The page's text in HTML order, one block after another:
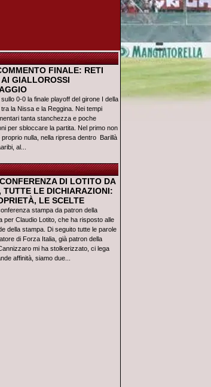
FINALE: RETI
GIALLOROSSI
0-0 la finale playoff del girone I della
la Nissa e la Reggina. Nei tempi
tanta stanchezza e poche
per sbloccare la partita. Nel primo non
proprio nulla, nella ripresa dentro Barillà
al...
DI LOTITO DA
TUTTE LE DICHIARAZIONI:
LE SCELTE
stampa da patron della
per Claudio Lotito, che ha risposto alle
della stampa. Di seguito tutte le parole
di Forza Italia, già patron della
mi ha stolkerizzato, ci lega
affinità, siamo due...